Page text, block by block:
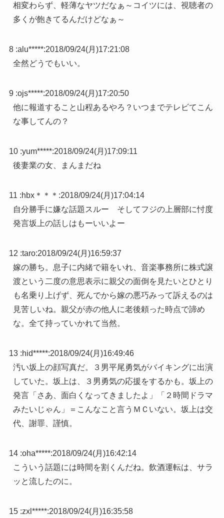
相変わらず、軽薄なヤツだなぁ～コイツには、視聴者の
多くが飽きてるんだけどなぁ～
8 :alu*****:2018/09/24(月)17:21:08
全然どうでもいい。
9 :ojs*****:2018/09/24(月)17:20:50
他に報道すること山程あるやろ？いつまでテレビてこん
な事してんの？
10 :yum*****:2018/09/24(月)17:09:11
後妻業の女、まんまだね
11 :hbx＊＊＊ :2018/09/24(月)17:04:14
自分勝手に嫌な話題スルー そしてフジの上層部に忖度
発言坂上の話しはもーいいよー
12 :taro:2018/09/24(月)16:59:37
嫁の勝ち。息子に内緒で籍をいれ、音楽事務所に株式譲
渡という二度の意思表示に親父の面倒を見たいとひとり
も名乗り上げず、死んでから嫁の悪巧みって訴えるのは
見苦しいね。親父が赤の他人に老後頼った時点で諦め
な。全て持っていかれて当然。
13 :hid*****:2018/09/24(月)16:49:46
汚い坂上の顔写真だ。３男平尾勇気がバイキングに出演
していた。坂上は、３男勇気の応援をするかも。坂上の
発言「さあ、面白くなってきましたよ」「２時間ドラマ
みたいじゃん」＝こんなこと言うＭＣいない。坂上は交
代、謝罪、謹慎。
14 :oha*****:2018/09/24(月)16:42:14
こういう話題には時間を割くんだね。飲酒運転は、サラ
ッと流したのに。
15 :zxl*****:2018/09/24(月)16:35:58